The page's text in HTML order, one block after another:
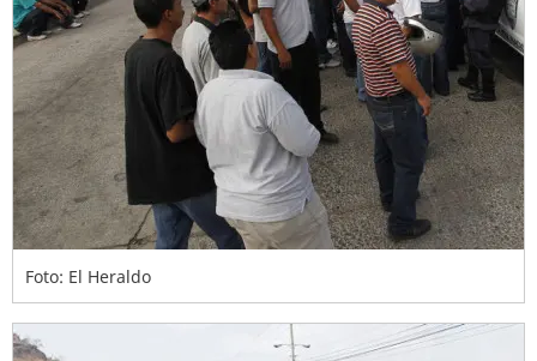
Foto: El Heraldo